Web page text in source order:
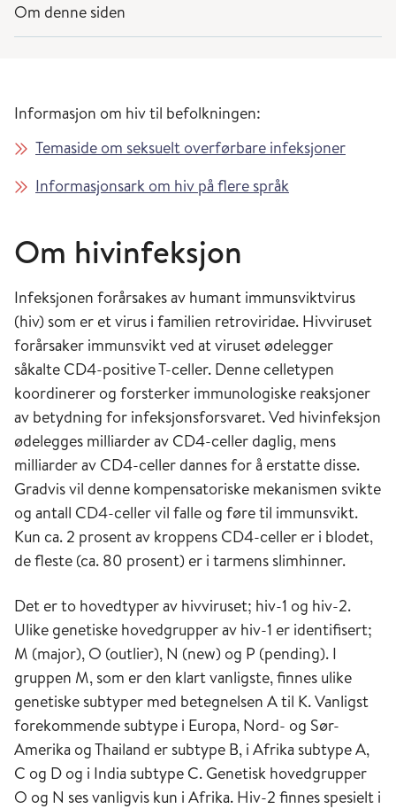
Om denne siden
Informasjon om hiv til befolkningen:
Temaside om seksuelt overførbare infeksjoner
Informasjonsark om hiv på flere språk
Om hivinfeksjon
Infeksjonen forårsakes av humant immunsviktvirus
(hiv) som er et virus i familien retroviridae. Hivviruset
forårsaker immunsvikt ved at viruset ødelegger
såkalte CD4-positive T-celler. Denne celletypen
koordinerer og forsterker immunologiske reaksjoner
av betydning for infeksjonsforsvaret. Ved hivinfeksjon
ødelegges milliarder av CD4-celler daglig, mens
milliarder av CD4-celler dannes for å erstatte disse.
Gradvis vil denne kompensatoriske mekanismen svikte
og antall CD4-celler vil falle og føre til immunsvikt.
Kun ca. 2 prosent av kroppens CD4-celler er i blodet,
de fleste (ca. 80 prosent) er i tarmens slimhinner.
Det er to hovedtyper av hivviruset; hiv-1 og hiv-2.
Ulike genetiske hovedgrupper av hiv-1 er identifisert;
M (major), O (outlier), N (new) og P (pending). I
gruppen M, som er den klart vanligste, finnes ulike
genetiske subtyper med betegnelsen A til K. Vanligst
forekommende subtype i Europa, Nord- og Sør-
Amerika og Thailand er subtype B, i Afrika subtype A,
C og D og i India subtype C. Genetisk hovedgrupper
O og N ses vanligvis kun i Afrika. Hiv-2 finnes spesielt i